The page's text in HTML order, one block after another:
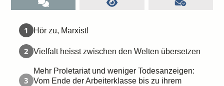
1 Hör zu, Marxist!
2 Vielfalt heisst zwischen den Welten übersetzen
3
Mehr Proletariat und weniger Todesanzeigen:
Vom Ende der Arbeiterklasse bis zu ihrem